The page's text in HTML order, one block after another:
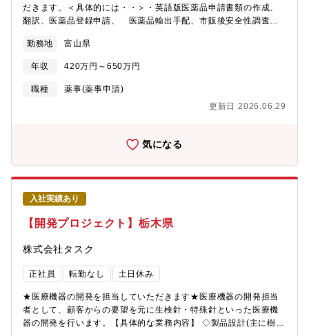
だきます。＜具体的には・・＞・英語版医薬品申請書類の作成、
翻訳、医薬品登録申請、 医薬品輸出手配、市販後安全性調査業
調整※年に数回の海外出張を想定※業務上、日本語と英語両方を
使用【組織構成】海外事業部 海外事業開発課（富山サテライト
オフィス勤務
勤務地 富山県
年収 420万円～650万円
職種
薬事(薬事申請)
更新日 2026.06.29
気になる
入社実績あり
【開発プロジェクト】栃木県
株式会社タスク
正社員 転勤なし 土日休み
★医療機器の開発を担当していただきます★医療機器の開発担当
者として、顧客からの要望を元に生検針・特殊針といった医療機
器の開発を行います。【具体的な業務内容】 ◇製品設計(主に樹脂